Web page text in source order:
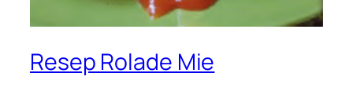
Resep Rolade Mie